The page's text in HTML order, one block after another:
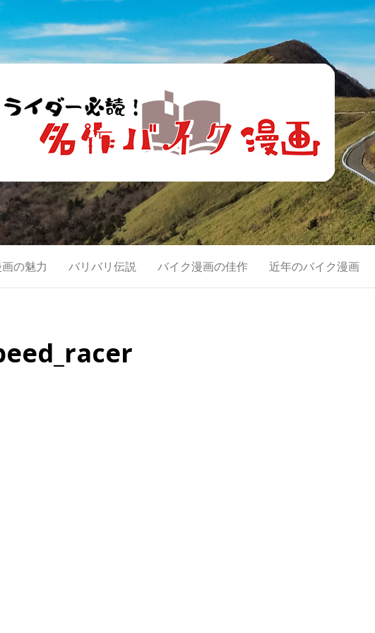
！名作バイク漫画
。
の魅力 バリバリ伝説 バイク漫画の佳作 近年のバイク漫画